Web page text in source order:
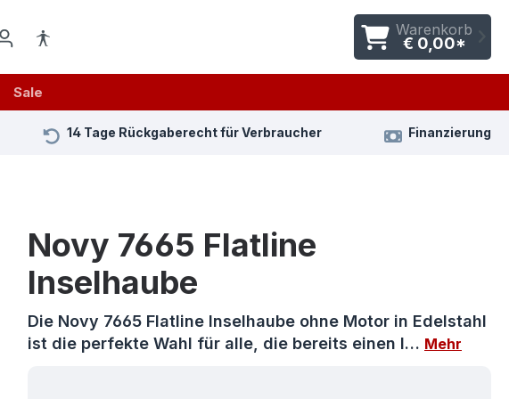
Warenkorb
€ 0,00*
Sale
14 Tage Rückgaberecht für Verbraucher Finanzierung
Novy 7665 Flatline
Inselhaube
Die Novy 7665 Flatline Inselhaube ohne Motor in Edelstahl
ist die perfekte Wahl für alle, die bereits einen l… Mehr